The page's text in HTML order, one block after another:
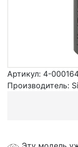
Артикул: 4-
Производитель: